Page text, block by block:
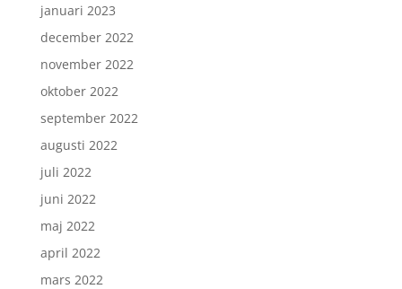
januari 2023
december 2022
november 2022
oktober 2022
september 2022
augusti 2022
juli 2022
juni 2022
maj 2022
april 2022
mars 2022